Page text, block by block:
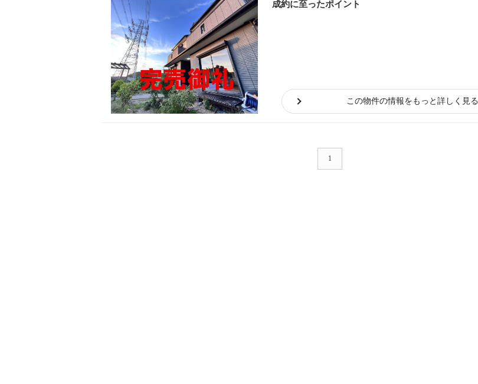
成約に至ったポイント
この物件の情報をもっと詳しく見る
1